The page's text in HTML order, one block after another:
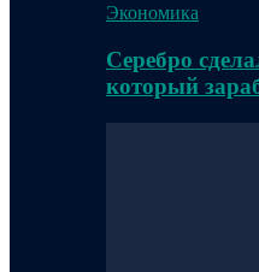
Экономика
Серебро
который